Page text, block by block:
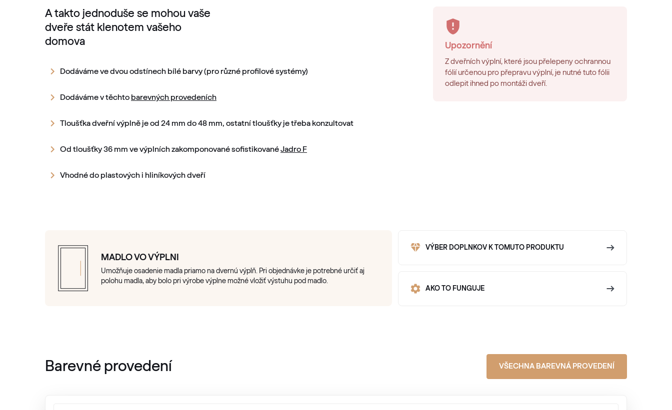
A takto jednoduše se mohou vaše
dveře stát klenotem vašeho
domova
Dodáváme ve dvou odstínech bílé barvy (pro různé profilové systémy)
Dodáváme v těchto barevných provedeních
Tloušťka dveřní výplně je od 24 mm do 48 mm, ostatní tloušťky je třeba konzultovat
Od tloušťky 36 mm ve výplních zakomponované sofistikovanéJadro F
Vhodné do plastových i hliníkových dveří
Upozornění
Z dveřních výplní, které jsou přelepeny ochrannou
fólií určenou pro přepravu výplní, je nutné tuto fólii
odlepit ihned po montáži dveří.
MADLO VO VÝPLNI
Umožňuje osadenie madla priamo na dvernú výplň. Pri objednávke je potrebné určiť aj
polohu madla, aby bolo pri výrobe výplne možné vložiť výstuhu pod madlo.
VÝBER DOPLNKOV K TOMUTO PRODUKTU
AKO TO FUNGUJE
Barevné provedení VŠECHNA BAREVNÁ PROVEDENÍ